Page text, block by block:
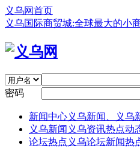
义乌网首页
义乌国际商贸城:全球最大的小
密码
新闻中心义乌新闻、义乌
义乌新闻 义乌资讯热点动
论坛热点 义乌论坛新闻热